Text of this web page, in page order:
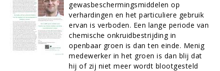
gewasbeschermingsmiddelen op
verhardingen en het particuliere gebruik
ervan is verboden. Een lange periode van
chemische onkruidbestrijding in
openbaar groen is dan ten einde. Menig
medewerker in het groen is dan blij dat
hij of zij niet meer wordt blootgesteld